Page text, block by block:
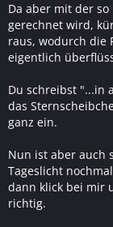
Da aber mit der
gerechnet wird,
raus, wodurch die
eigentlich
Du schreibst "...in
das
ganz ein.
Nun ist aber auch
Tageslicht
dann klick bei mir
richtig.